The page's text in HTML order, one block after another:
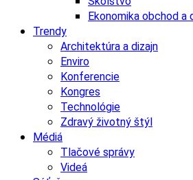
Ekonomika obchod a
Trendy
Architektúra a dizajn
Enviro
Konferencie
Kongres
Technológie
Zdravý životný štýl
Médiá
Tlačové správy
Videá